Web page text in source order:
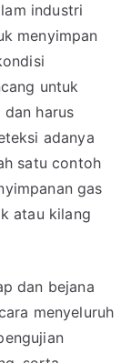
industri
menyimpan
untuk
dan harus
adanya
satu contoh
gas
atau kilang
dan bejana
menyeluruh